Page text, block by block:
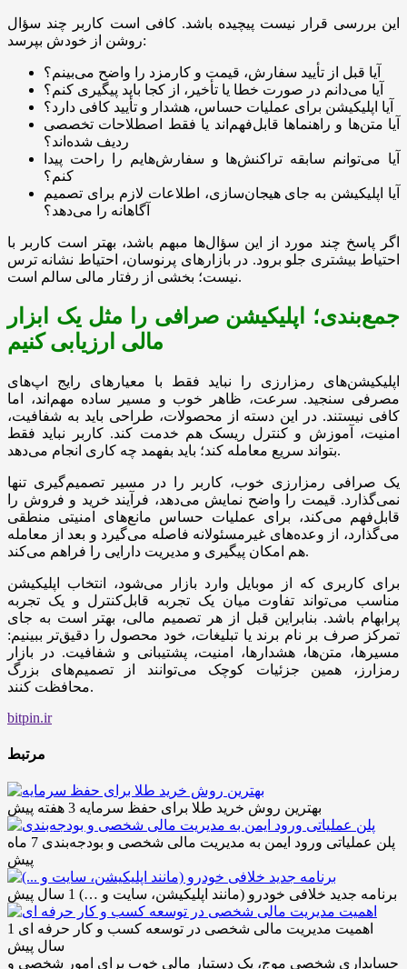
این بررسی قرار نیست پیچیده باشد. کافی است کاربر چند سؤال
روشن از خودش بپرسد:
آیا قبل از تأیید سفارش، قیمت و کارمزد را واضح می‌بینم؟
آیا می‌دانم در صورت خطا یا تأخیر، از کجا باید پیگیری کنم؟
آیا اپلیکیشن برای عملیات حساس، هشدار و تأیید کافی دارد؟
آیا متن‌ها و راهنماها قابل‌فهم‌اند یا فقط اصطلاحات تخصصی
ردیف شده‌اند؟
آیا می‌توانم سابقه تراکنش‌ها و سفارش‌هایم را راحت پیدا
کنم؟
آیا اپلیکیشن به جای هیجان‌سازی، اطلاعات لازم برای تصمیم
آگاهانه را می‌دهد؟
اگر پاسخ چند مورد از این سؤال‌ها مبهم باشد، بهتر است کاربر با
احتیاط بیشتری جلو برود. در بازارهای پرنوسان، احتیاط نشانه ترس
نیست؛ بخشی از رفتار مالی سالم است.
جمع‌بندی؛ اپلیکیشن صرافی را مثل یک ابزار
مالی ارزیابی کنیم
اپلیکیشن‌های رمزارزی را نباید فقط با معیارهای رایج اپ‌های
مصرفی سنجید. سرعت، ظاهر خوب و مسیر ساده مهم‌اند، اما
کافی نیستند. در این دسته از محصولات، طراحی باید به شفافیت،
امنیت، آموزش و کنترل ریسک هم خدمت کند. کاربر نباید فقط
بتواند سریع معامله کند؛ باید بفهمد چه کاری انجام می‌دهد.
یک صرافی رمزارزی خوب، کاربر را در مسیر تصمیم‌گیری تنها
نمی‌گذارد. قیمت را واضح نمایش می‌دهد، فرآیند خرید و فروش را
قابل‌فهم می‌کند، برای عملیات حساس مانع‌های امنیتی منطقی
می‌گذارد، از وعده‌های غیرمسئولانه فاصله می‌گیرد و بعد از معامله
هم امکان پیگیری و مدیریت دارایی را فراهم می‌کند.
برای کاربری که از موبایل وارد بازار می‌شود، انتخاب اپلیکیشن
مناسب می‌تواند تفاوت میان یک تجربه قابل‌کنترل و یک تجربه
پرابهام باشد. بنابراین قبل از هر تصمیم مالی، بهتر است به جای
تمرکز صرف بر نام برند یا تبلیغات، خود محصول را دقیق‌تر ببینیم:
مسیرها، متن‌ها، هشدارها، امنیت، پشتیبانی و شفافیت. در بازار
رمزارز، همین جزئیات کوچک می‌توانند از تصمیم‌های بزرگ
محافظت کنند.
bitpin.ir
مرتبط
بهترین روش خرید طلا برای حفظ سرمایه 3 هفته پیش
پلن عملیاتی ورود ایمن به مدیریت مالی شخصی و بودجه‌بندی
7 ماه
پیش
برنامه جدید خلافی خودرو (مانند اپلیکیشن، سایت و …) 1 سال پیش
اهمیت مدیریت مالی شخصی در توسعه کسب و کار حرفه ای 1
سال پیش
حسابداری شخصی موج، یک دستیار مالی خوب برای امور شخصی و